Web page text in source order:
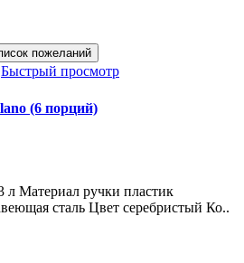
пожеланий
Быстрый просмотр
(6 порций)
л Материал ручки пластик
сталь Цвет серебристый Ко..